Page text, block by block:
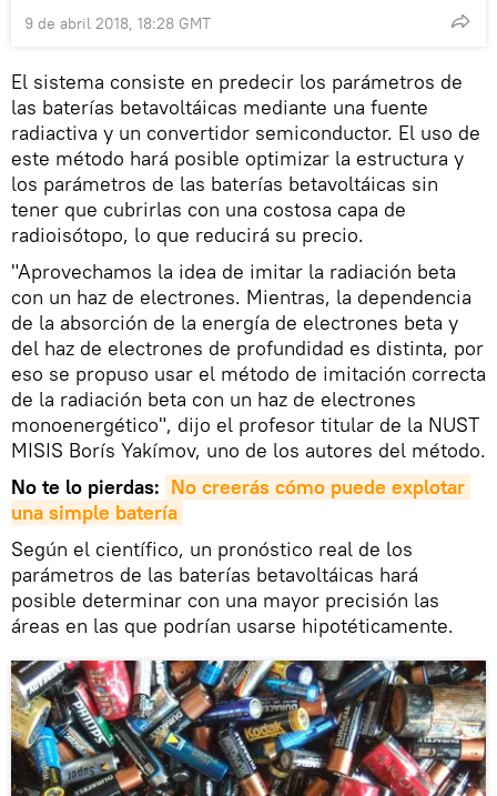
9 de abril 2018, 18:28 GMT
El sistema consiste en predecir los parámetros de
las baterías betavoltáicas mediante una fuente
radiactiva y un convertidor semiconductor. El uso de
este método hará posible optimizar la estructura y
los parámetros de las baterías betavoltáicas sin
tener que cubrirlas con una costosa capa de
radioisótopo, lo que reducirá su precio.
"Aprovechamos la idea de imitar la radiación beta
con un haz de electrones. Mientras, la dependencia
de la absorción de la energía de electrones beta y
del haz de electrones de profundidad es distinta, por
eso se propuso usar el método de imitación correcta
de la radiación beta con un haz de electrones
monoenergético", dijo el profesor titular de la NUST
MISIS Borís Yakímov, uno de los autores del método.
No te lo pierdas: No creerás cómo puede explotar
una simple batería
Según el científico, un pronóstico real de los
parámetros de las baterías betavoltáicas hará
posible determinar con una mayor precisión las
áreas en las que podrían usarse hipotéticamente.